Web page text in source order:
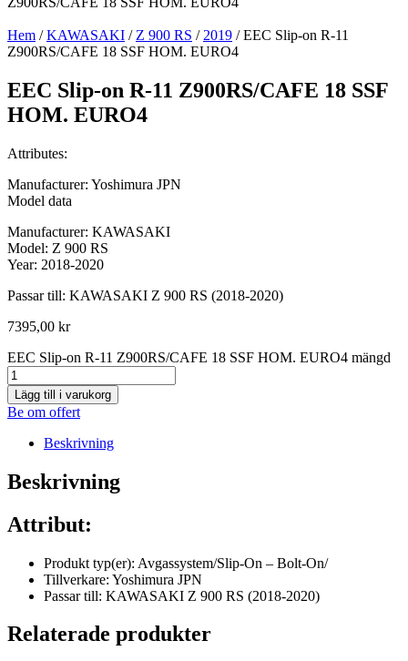
Hem /KAWASAKI / Z 900 RS / 2019 / EEC Slip-on R-11
Z900RS/CAFE 18 SSF HOM. EURO4
EEC Slip-on R-11 Z900RS/CAFE 18 SSF
HOM. EURO4
Attributes:
Manufacturer: Yoshimura JPN
Model data
Manufacturer: KAWASAKI
Model: Z 900 RS
Year: 2018-2020
Passar till: KAWASAKI Z 900 RS (2018-2020)
7395,00 kr
EEC Slip-on R-11 Z900RS/CAFE 18 SSF HOM. EURO4 mängd
Lägg till i varukorg
Be om offert
Beskrivning
Beskrivning
Attribut:
Produkt typ(er): Avgassystem/Slip-On – Bolt-On/
Tillverkare: Yoshimura JPN
Passar till: KAWASAKI Z 900 RS (2018-2020)
Relaterade produkter